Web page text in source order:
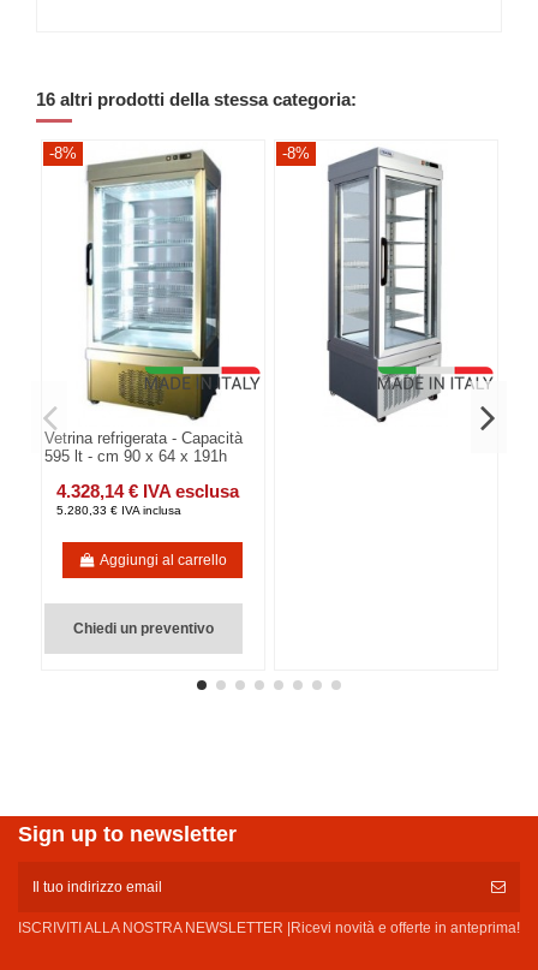
16 altri prodotti della stessa categoria:
-8%
Vetrina refrigerata - Capacità
595 lt - cm 90 x 64 x 191h
4.328,14 € IVA esclusa
5.280,33 € IVA inclusa
Aggiungi al carrello
Chiedi un preventivo
-8%
Sign up to newsletter
ISCRIVITI ALLA NOSTRA NEWSLETTER |Ricevi novità e offerte in anteprima!